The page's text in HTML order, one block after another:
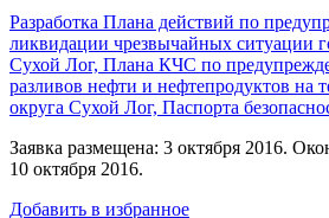
Разработка Плана действий по
ликвидации чрезвычайных ситуации
Сухой Лог, Плана КЧС по
разливов нефти и нефтепродуктов на
округа Сухой Лог, Паспорта
Заявка размещена: 3 октября 2016.
10 октября 2016.
Добавить в избранное